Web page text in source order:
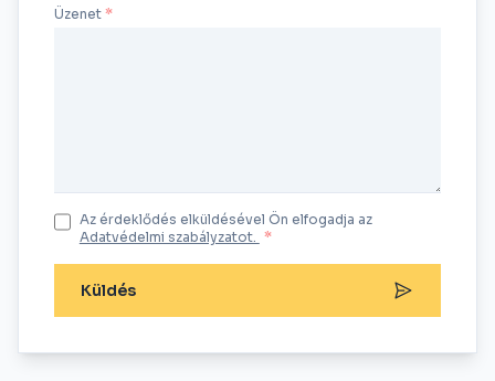
Üzenet
Az érdeklődés elküldésével Ön elfogadja az
Adatvédelmi szabályzatot. *
Küldés